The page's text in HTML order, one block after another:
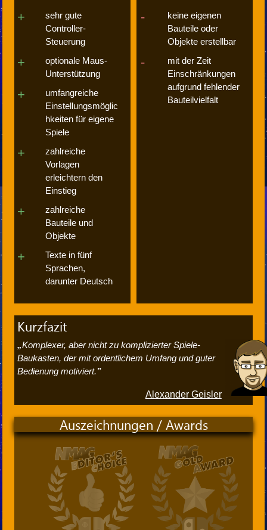
sehr gute
Controller-
Steuerung
optionale Maus-
Unterstützung
umfangreiche
Einstellungsmöglic
hkeiten für eigene
Spiele
zahlreiche
Vorlagen
erleichtern den
Einstieg
zahlreiche
Bauteile und
Objekte
Texte in fünf
Sprachen,
darunter Deutsch
keine eigenen
Bauteile oder
Objekte erstellbar
mit der Zeit
Einschränkungen
aufgrund fehlender
Bauteilvielfalt
Kurzfazit
Komplexer, aber nicht zu komplizierter Spiele-
Baukasten, der mit ordentlichem Umfang und guter
Bedienung motiviert.
Alexander Geisler
Auszeichnungen / Awards